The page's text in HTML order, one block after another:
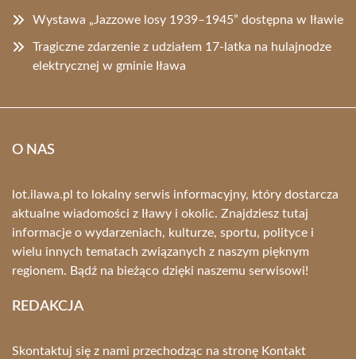
Wystawa „Jazzowe losy 1939–1945” dostępna w Iławie
Tragiczne zdarzenie z udziałem 17-latka na hulajnodze
elektrycznej w gminie Iława
O NAS
lot.ilawa.pl to lokalny serwis informacyjny, który dostarcza
aktualne wiadomości z Iławy i okolic. Znajdziesz tutaj
informacje o wydarzeniach, kulturze, sportu, polityce i
wielu innych tematach związanych z naszym pięknym
regionem. Bądź na bieżąco dzięki naszemu serwisowi!
REDAKCJA
Skontaktuj się z nami przechodząc na stronę Kontakt